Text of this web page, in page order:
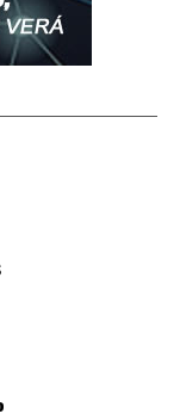
na Rocinha,
ligação de um
de
e a morte de
cessasse as
CV’. Outras
distribuindo
Braguinha.